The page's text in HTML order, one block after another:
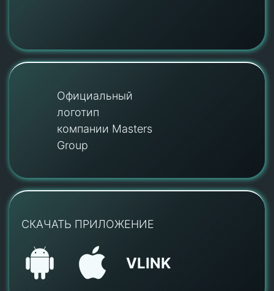
Официальный
логотип
компании Masters
Group
СКАЧАТЬ ПРИЛОЖЕНИЕ
VLINK